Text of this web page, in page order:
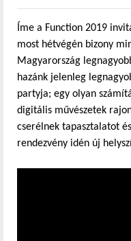
Íme a Function 2019
most hétvégén bizony
Magyarország
hazánk jelenleg
partyja; egy olyan
digitális művészetek
cserélnek tapasztalatot
rendezvény idén új